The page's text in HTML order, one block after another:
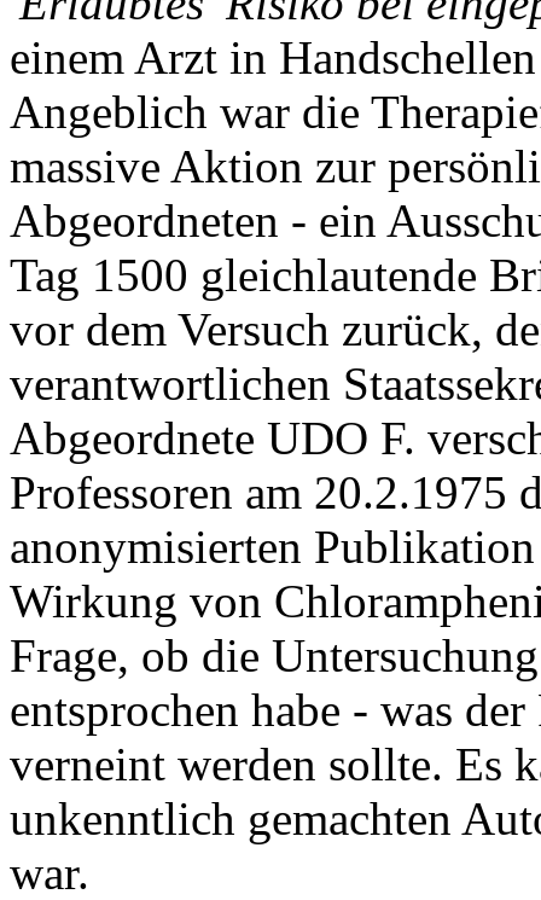
einem Arzt in
Angeblich war die
massive Aktion zur
Abgeordneten - ein
Tag 1500 gleichlautende
vor dem Versuch zurück,
verantwortlichen
Abgeordnete UDO F.
Professoren am 20.2.1975
anonymisierten
Wirkung von
Frage, ob die
entsprochen habe - was
verneint werden sollte. Es
unkenntlich gemachten
war.